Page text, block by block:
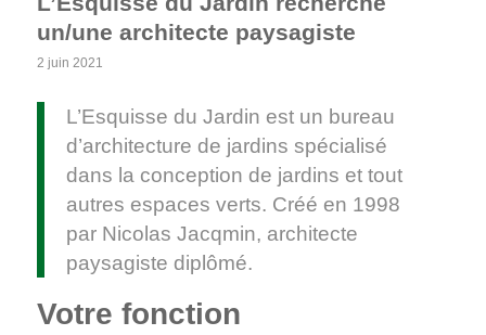
un/une architecte paysagiste
2 juin 2021
L’Esquisse du Jardin est un bureau
d’architecture de jardins spécialisé
dans la conception de jardins et tout
autres espaces verts. Créé en 1998
par Nicolas Jacqmin, architecte
paysagiste diplômé.
Votre fonction